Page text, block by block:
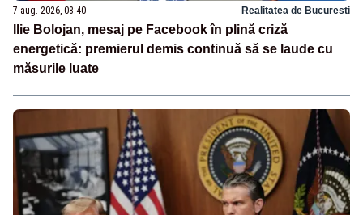
7 aug. 2026, 08:40 Realitatea de Bucuresti
Ilie Bolojan, mesaj pe Facebook în plină criză
energetică: premierul demis continuă să se laude cu
măsurile luate